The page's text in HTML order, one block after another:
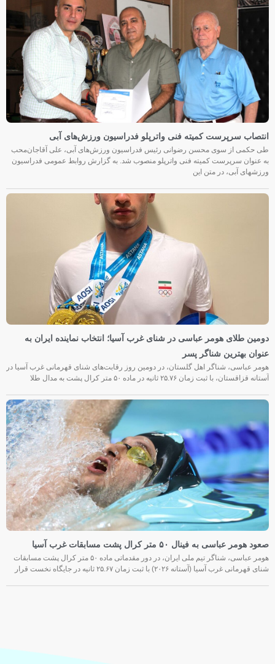
انتصاب سرپرست کمیته فنی واترپلو فدراسیون ورزش‌های آبی
طی حکمی از سوی محسن رضوانی رئیس فدراسیون ورزش‌های آبی، علی آقاجان‌محب
به عنوان سرپرست کمیته فنی واترپلو منصوب شد. به گزارش روابط عمومی فدراسیون
ورزشهای آبی، در متن این
دومین طلای هومر عباسی در شنای غرب آسیا؛ انتخاب نماینده ایران به
عنوان بهترین شناگر پسر
هومر عباسی، شناگر اهل گلستان، در دومین روز رقابت‌های شنای قهرمانی غرب آسیا در
آستانه قزاقستان، با ثبت زمان ۲۵.۷۶ ثانیه در ماده ۵۰ متر کرال پشت به مدال طلا
صعود هومر عباسی به فینال ۵۰ متر کرال پشت مسابقات غرب آسیا
هومر عباسی، شناگر تیم ملی ایران، در دور مقدماتی ماده ۵۰ متر کرال پشت مسابقات
شنای قهرمانی غرب آسیا (آستانه ۲۰۲۶) با ثبت زمان ۲۵.۶۷ ثانیه در جایگاه نخست قرار